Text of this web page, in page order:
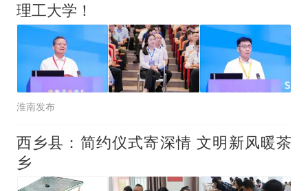
理工大学！
淮南发布
西乡县：简约仪式寄深情 文明新风暖茶
乡